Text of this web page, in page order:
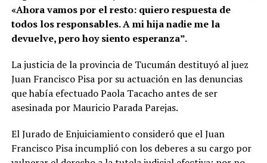
«Ahora vamos por el resto: quiero respuesta de
todos los responsables. A mi hija nadie me la
devuelve, pero hoy siento esperanza”.
La justicia de la provincia de Tucumán destituyó al juez
Juan Francisco Pisa por su actuación en las denuncias
que había efectuado Paola Tacacho antes de ser
asesinada por Mauricio Parada Parejas.
El Jurado de Enjuiciamiento consideró que el Juan
Francisco Pisa incumplió con los deberes a su cargo por